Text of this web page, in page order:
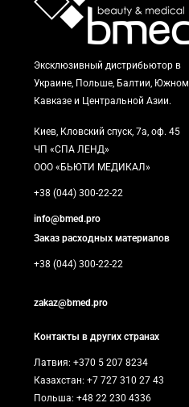
Эксклюзивный дистрибьютор в
Украине, Польше, Балтии, Южном
Кавказе и Центральной Азии.
Киев, Кловский спуск, 7а, оф. 45
ЧП «СПА ЛЕНД»
ООО «БЬЮТИ МЕДИКАЛ»
+38 (044) 300-22-22
info@bmed.pro
Заказ расходных материалов
+38 (044) 300-22-22
zakaz@bmed.pro
Контакты в других странах
Латвия: +370 5 207 8234
Казахстан: +7 727 310 27 43
Польша: +48 22 230 4336